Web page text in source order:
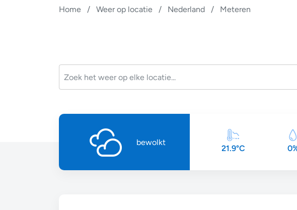
Home / Weer op locatie / Nederland / Meteren
bewolkt
21.9°C